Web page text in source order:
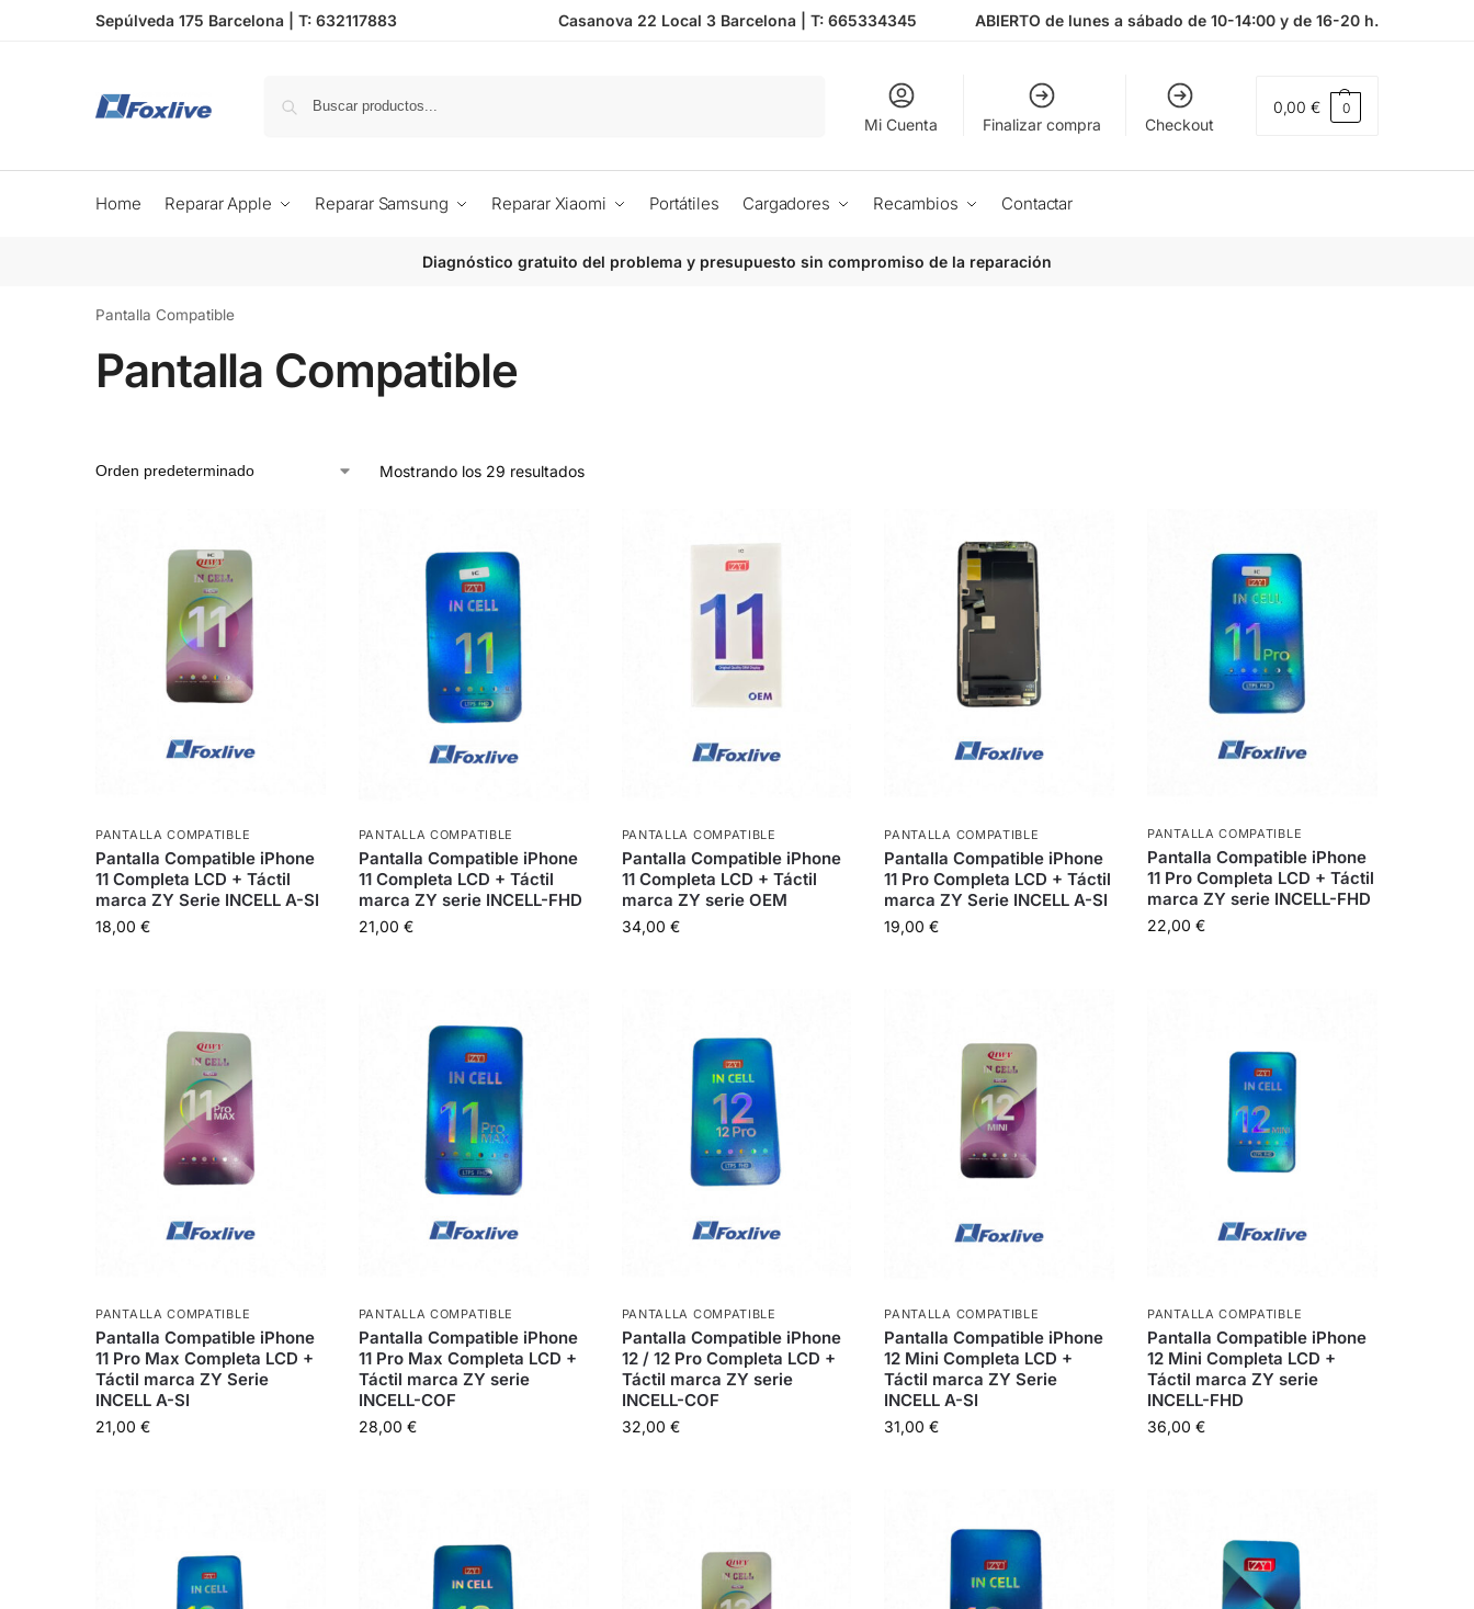
Sepúlveda 175 Barcelona | T: 632117883 Casanova 22 Local 3 Barcelona | T: 665334345 ABIERTO de lunes a sábado de 10-14:00 y de 16-20 h.
Mi Cuenta Finalizar compra Checkout
0,00€ 0
Home Reparar Apple Reparar Samsung Reparar Xiaomi Portátiles Cargadores Recambios Contactar
Diagnóstico gratuito del problema y presupuesto sin compromiso de la reparación
Pantalla Compatible
Pantalla Compatible
Mostrando los 29 resultados
PANTALLA COMPATIBLE
Pantalla Compatible iPhone
11 Completa LCD + Táctil
marca ZY Serie INCELL A-SI
18,00 €
PANTALLA COMPATIBLE
Pantalla Compatible iPhone
11 Completa LCD + Táctil
marca ZY serie INCELL-FHD
21,00 €
PANTALLA COMPATIBLE
Pantalla Compatible iPhone
11 Completa LCD + Táctil
marca ZY serie OEM
34,00 €
PANTALLA COMPATIBLE
Pantalla Compatible iPhone
11 Pro Completa LCD + Táctil
marca ZY Serie INCELL A-SI
19,00€
PANTALLA COMPATIBLE
Pantalla Compatible iPhone
11 Pro Completa LCD + Táctil
marca ZY serie INCELL-FHD
22,00 €
PANTALLA COMPATIBLE
Pantalla Compatible iPhone
11 Pro Max Completa LCD +
Táctil marca ZY Serie
INCELL A-SI
21,00 €
PANTALLA COMPATIBLE
Pantalla Compatible iPhone
11 Pro Max Completa LCD +
Táctil marca ZY serie
INCELL-COF
28,00 €
PANTALLA COMPATIBLE
Pantalla Compatible iPhone
12 / 12 Pro Completa LCD +
Táctil marca ZY serie
INCELL-COF
32,00 €
PANTALLA COMPATIBLE
Pantalla Compatible iPhone
12 Mini Completa LCD +
Táctil marca ZY Serie
INCELL A-SI
31,00€
PANTALLA COMPATIBLE
Pantalla Compatible iPhone
12 Mini Completa LCD +
Táctil marca ZY serie
INCELL-FHD
36,00 €